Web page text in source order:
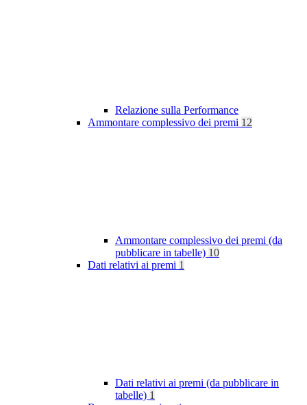
Relazione sulla Performance
Ammontare complessivo dei premi 12
Ammontare complessivo dei premi (da
pubblicare in tabelle) 10
Dati relativi ai premi 1
Dati relativi ai premi (da pubblicare in
tabelle) 1